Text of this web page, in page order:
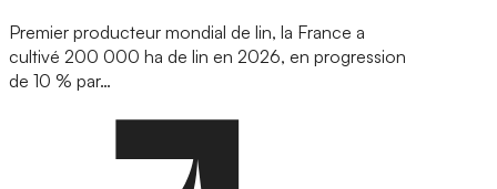
Premier producteur mondial de lin, la France a
cultivé 200 000 ha de lin en 2026, en progression
de 10 % par…